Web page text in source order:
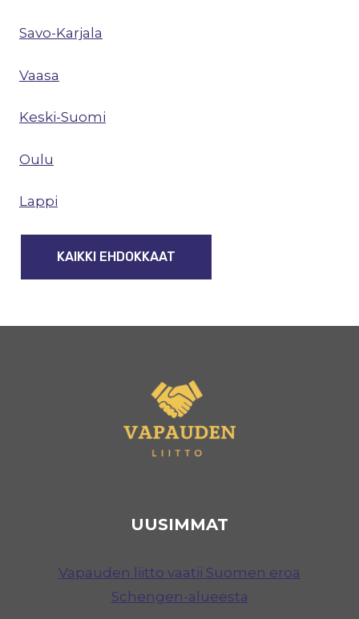
Savo-Karjala
Vaasa
Keski-Suomi
Oulu
Lappi
KAIKKI EHDOKKAAT
UUSIMMAT
Vapauden liitto vaatii Suomen eroa
Schengen-alueesta